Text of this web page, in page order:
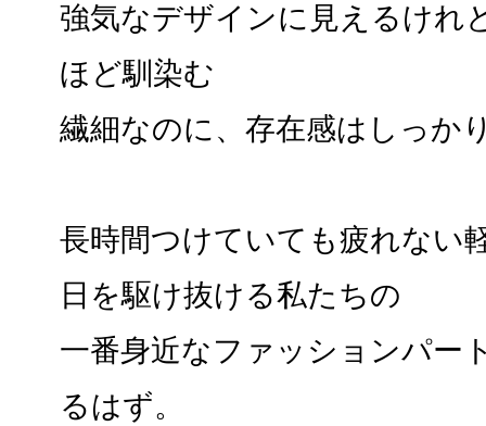
強気なデザインに見えるけれ
ほど馴染む
繊細なのに、存在感はしっか
長時間つけていても疲れない
日を駆け抜ける私たちの
一番身近なファッションパー
るはず。